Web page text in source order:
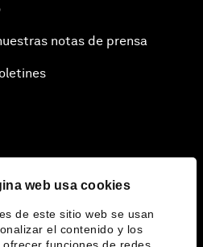
web usa cookies
de este sitio web se usan
el contenido y los
notas de prensa